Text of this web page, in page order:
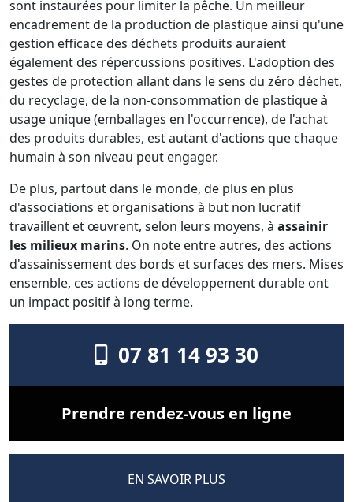
sont instaurées pour limiter la pêche. Un meilleur
encadrement de la production de plastique ainsi qu'une
gestion efficace des déchets produits auraient
également des répercussions positives. L'adoption des
gestes de protection allant dans le sens du zéro déchet,
du recyclage, de la non-consommation de plastique à
usage unique (emballages en l'occurrence), de l'achat
des produits durables, est autant d'actions que chaque
humain à son niveau peut engager.
De plus, partout dans le monde, de plus en plus
d'associations et organisations à but non lucratif
travaillent et œuvrent, selon leurs moyens, à assainir
les milieux marins. On note entre autres, des actions
d'assainissement des bords et surfaces des mers. Mises
ensemble, ces actions de développement durable ont
un impact positif à long terme.
07 81 14 93 30
Prendre rendez-vous en ligne
EN SAVOIR PLUS